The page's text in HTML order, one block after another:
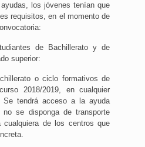
los jóvenes tenían que
requisitos, en el momento de
de Bachillerato y de
superior:
o ciclo formativos de
2018/2019, en cualquier
Se tendrá acceso a la ayuda
se disponga de transporte
cualquiera de los centros que